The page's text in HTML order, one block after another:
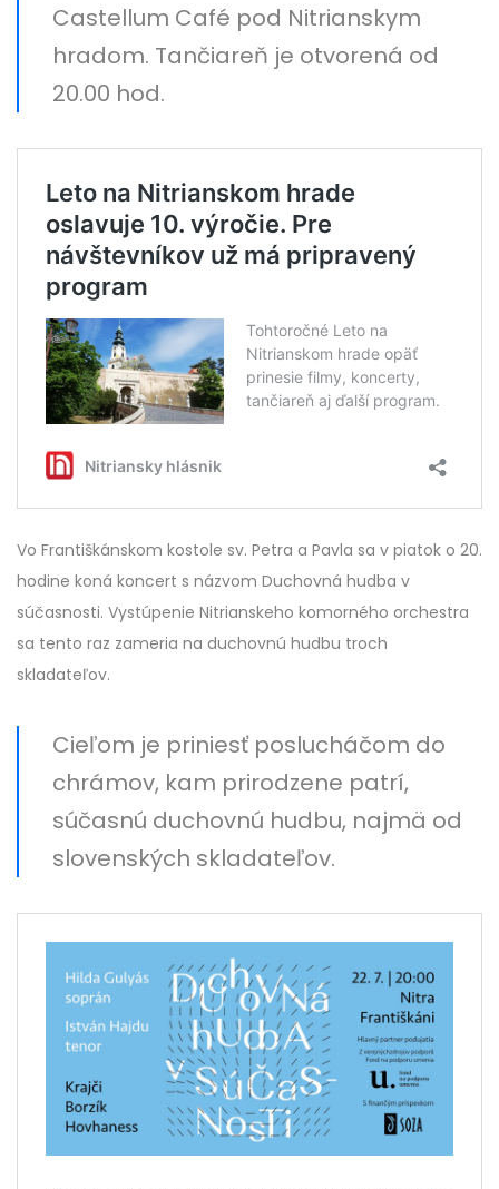
Castellum Café pod Nitrianskym
hradom. Tančiareň je otvorená od
20.00 hod.
Vo Františkánskom kostole sv. Petra a Pavla sa v piatok o 20.
hodine koná koncert s názvom Duchovná hudba v
súčasnosti. Vystúpenie Nitrianskeho komorného orchestra
sa tento raz zameria na duchovnú hudbu troch
skladateľov.
Cieľom je priniesť poslucháčom do
chrámov, kam prirodzene patrí,
súčasnú duchovnú hudbu, najmä od
slovenských skladateľov.